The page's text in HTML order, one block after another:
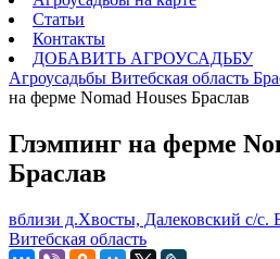
Статьи
Контакты
ДОБАВИТЬ АГРОУСАДЬБУ
Агроусадьбы Витебская область
на ферме Nomad Houses Браслав
Глэмпинг на ферме
Браслав
вблизи д.Хвосты, Далековский с/с.
Витебская область